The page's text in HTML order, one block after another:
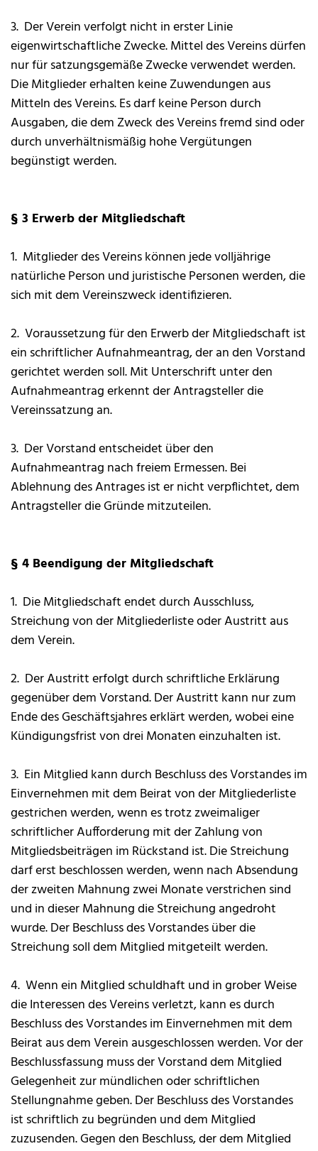
3. Der Verein verfolgt nicht in erster Linie
eigenwirtschaftliche Zwecke. Mittel des Vereins dürfen
nur für satzungsgemäße Zwecke verwendet werden.
Die Mitglieder erhalten keine Zuwendungen aus
Mitteln des Vereins. Es darf keine Person durch
Ausgaben, die dem Zweck des Vereins fremd sind oder
durch unverhältnismäßig hohe Vergütungen
begünstigt werden.
§ 3 Erwerb der Mitgliedschaft
1. Mitglieder des Vereins können jede volljährige
natürliche Person und juristische Personen werden, die
sich mit dem Vereinszweck identifizieren.
2. Voraussetzung für den Erwerb der Mitgliedschaft ist
ein schriftlicher Aufnahmeantrag, der an den Vorstand
gerichtet werden soll. Mit Unterschrift unter den
Aufnahmeantrag erkennt der Antragsteller die
Vereinssatzung an.
3. Der Vorstand entscheidet über den
Aufnahmeantrag nach freiem Ermessen. Bei
Ablehnung des Antrages ist er nicht verpflichtet, dem
Antragsteller die Gründe mitzuteilen.
§ 4 Beendigung der Mitgliedschaft
1. Die Mitgliedschaft endet durch Ausschluss,
Streichung von der Mitgliederliste oder Austritt aus
dem Verein.
2. Der Austritt erfolgt durch schriftliche Erklärung
gegenüber dem Vorstand. Der Austritt kann nur zum
Ende des Geschäftsjahres erklärt werden, wobei eine
Kündigungsfrist von drei Monaten einzuhalten ist.
3. Ein Mitglied kann durch Beschluss des Vorstandes im
Einvernehmen mit dem Beirat von der Mitgliederliste
gestrichen werden, wenn es trotz zweimaliger
schriftlicher Aufforderung mit der Zahlung von
Mitgliedsbeiträgen im Rückstand ist. Die Streichung
darf erst beschlossen werden, wenn nach Absendung
der zweiten Mahnung zwei Monate verstrichen sind
und in dieser Mahnung die Streichung angedroht
wurde. Der Beschluss des Vorstandes über die
Streichung soll dem Mitglied mitgeteilt werden.
4. Wenn ein Mitglied schuldhaft und in grober Weise
die Interessen des Vereins verletzt, kann es durch
Beschluss des Vorstandes im Einvernehmen mit dem
Beirat aus dem Verein ausgeschlossen werden. Vor der
Beschlussfassung muss der Vorstand dem Mitglied
Gelegenheit zur mündlichen oder schriftlichen
Stellungnahme geben. Der Beschluss des Vorstandes
ist schriftlich zu begründen und dem Mitglied
zuzusenden. Gegen den Beschluss, der dem Mitglied